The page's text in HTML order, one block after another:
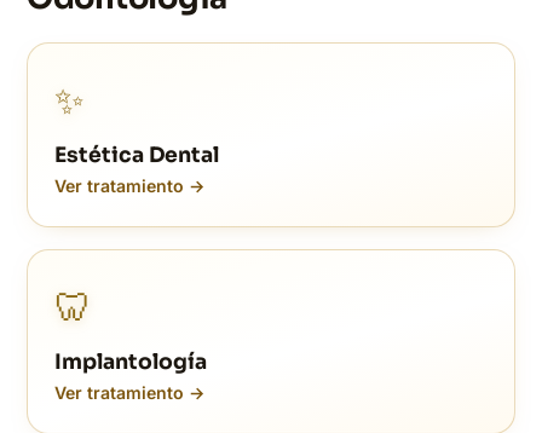
✨
Estética Dental
Ver tratamiento →
🦷
Implantología
Ver tratamiento →